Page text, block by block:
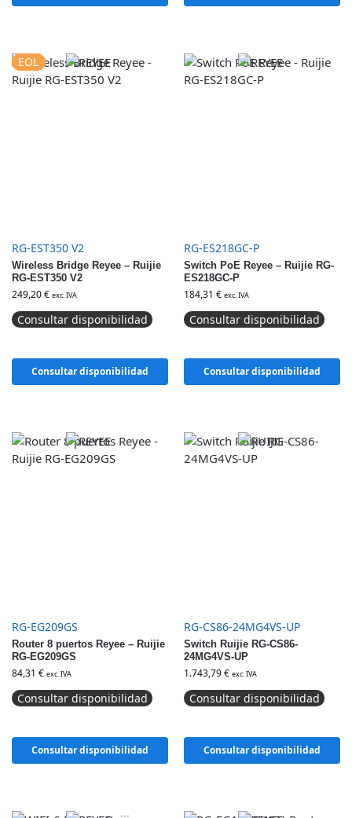
EOL
EOL
RG-EST350 V2
Wireless Bridge Reyee – Ruijie
RG-EST350 V2
249,20€ exc. IVA
Consultar disponibilidad
Consultar disponibilidad
RG-ES218GC-P
Switch PoE Reyee – Ruijie RG-
ES218GC-P
184,31 € exc. IVA
Consultar disponibilidad
Consultar disponibilidad
RG-EG209GS
Router 8 puertos Reyee – Ruijie
RG-EG209GS
84,31 € exc. IVA
Consultar disponibilidad
Consultar disponibilidad
RG-CS86-24MG4VS-UP
Switch Ruijie RG-CS86-
24MG4VS-UP
1.743,79€ exc. IVA
Consultar disponibilidad
Consultar disponibilidad